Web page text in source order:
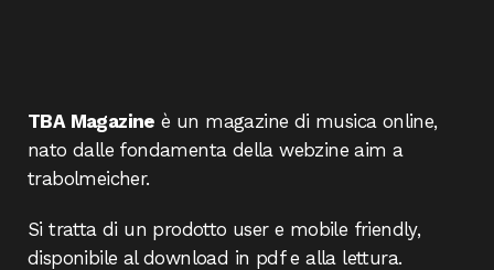
TBA Magazine è un magazine di musica online,
nato dalle fondamenta della webzine aim a
trabolmeicher.
Si tratta di un prodotto user e mobile friendly,
disponibile al download in pdf e alla lettura.